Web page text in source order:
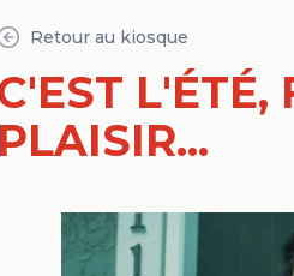
Retour au kiosque
L'ÉTÉ,
PLAISIR...